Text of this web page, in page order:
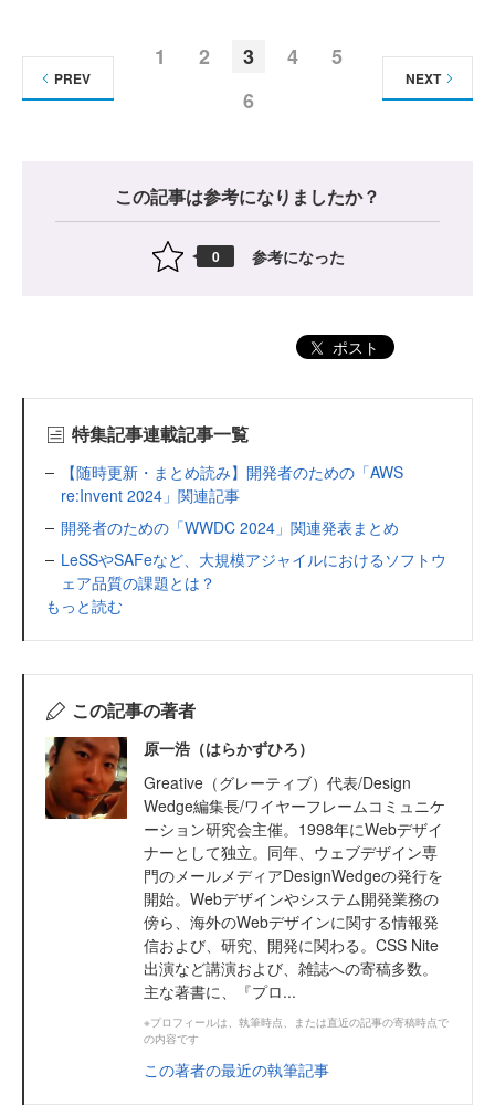
1 2 3 4
5
6
PREV NEXT
この記事は参考になりましたか？
0 参考になった
ポスト
特集記事連載記事一覧
【随時更新・まとめ読み】開発者のための「AWS
re:Invent 2024」関連記事
開発者のための「WWDC 2024」関連発表まとめ
LeSSやSAFeなど、大規模アジャイルにおけるソフトウ
ェア品質の課題とは？
もっと読む
この記事の著者
原一浩（はらかずひろ）
Greative（グレーティブ）代表/Design
Wedge編集長/ワイヤーフレームコミュニケ
ーション研究会主催。1998年にWebデザイ
ナーとして独立。同年、ウェブデザイン専
門のメールメディアDesignWedgeの発行を
開始。Webデザインやシステム開発業務の
傍ら、海外のWebデザインに関する情報発
信および、研究、開発に関わる。CSS Nite
出演など講演および、雑誌への寄稿多数。
主な著書に、『プロ...
※プロフィールは、執筆時点、または直近の記事の寄稿時点で
の内容です
この著者の最近の執筆記事